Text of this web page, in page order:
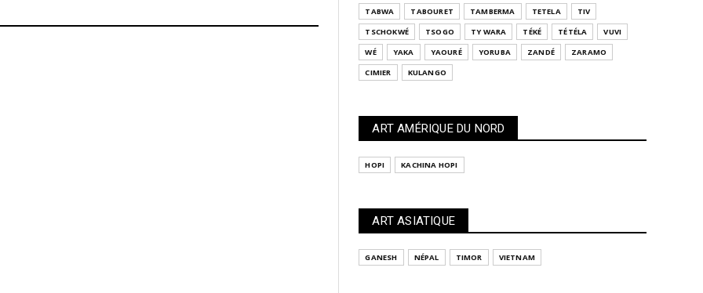
TABWA
TABOURET TAMBERMA TETELA
TIV
TSCHOKWÉ
TSOGO TY WARA TÉKÉ TÉTÉLA
VUVI
WÉ
YAKA YAOURÉ YORUBA ZANDÉ
ZARAMO
CIMIER
KULANGO
ART AMÉRIQUE DU NORD
HOPI KACHINA HOPI
ART ASIATIQUE
GANESH NÉPAL TIMOR VIETNAM